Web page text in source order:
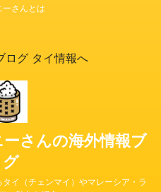
ーさんとは
さんの海外情報ブ
グ
イ（チェンマイ）やマレーシア・ラ